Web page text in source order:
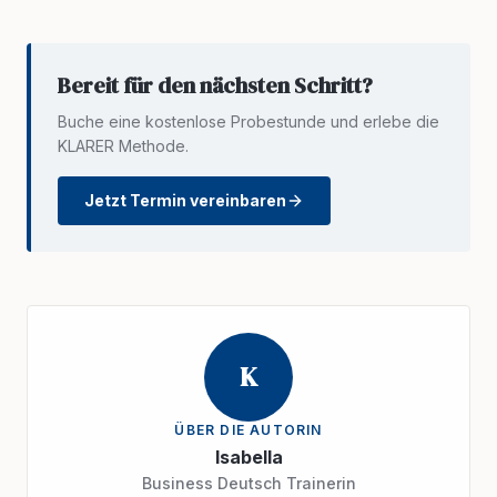
Bereit für den nächsten Schritt?
Buche eine kostenlose Probestunde und erlebe die
KLARER Methode.
Jetzt Termin vereinbaren
K
ÜBER DIE AUTORIN
Isabella
Business Deutsch Trainerin